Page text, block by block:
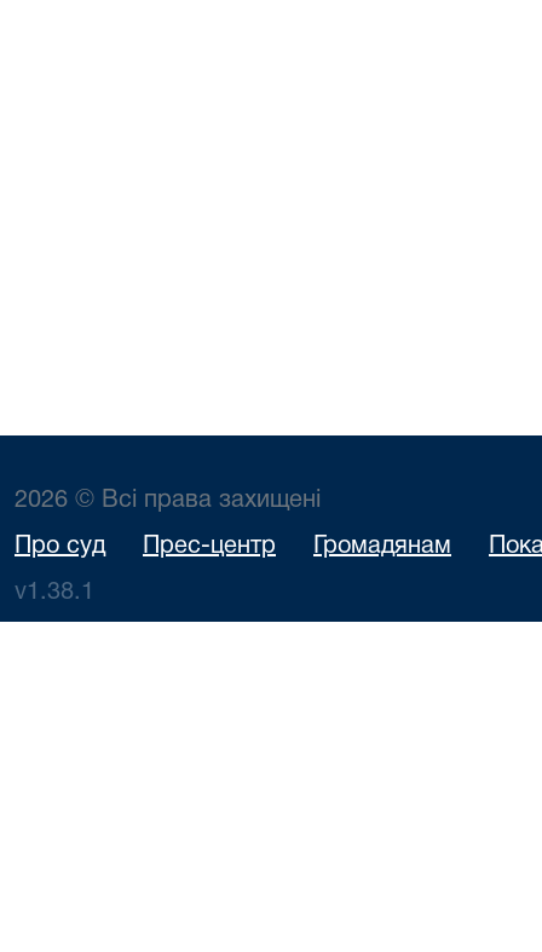
2026 © Всі права захищені
Про суд Прес-центр Громадянам
v1.38.1